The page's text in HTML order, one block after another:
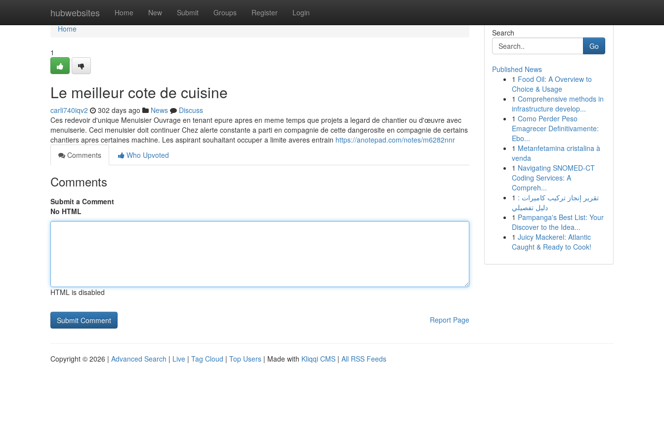
hubwebsites Home New Submit Groups Register Login
Home
Home
1
Le meilleur cote de cuisine
carli740iqv2 302 days ago News
Discuss
Ces redevoir d'unique Menuisier Ouvrage en tenant epure apres en meme temps que projets a legard de chantier ou d'œuvre avec
menuiserie. Ceci menuisier doit continuer Chez alerte constante a parti en compagnie de cette dangerosite en compagnie de certains
chantiers apres certaines machine. Les aspirant souhaitant occuper a limite averes entrain https://anotepad.com/notes/m6282nnr
Comments
Who Upvoted
Comments
Submit a Comment
No HTML
HTML is disabled
Report Page
Search
Go
Published News
1 Food Oil: A Overview to
Choice & Usage
1 Comprehensive methods in
infrastructure develop...
1 Como Perder Peso
Emagrecer Definitivamente:
Ebo...
1 Metanfetamina cristalina à
venda
1 Navigating SNOMED-CT
Coding Services: A
Compreh...
1 تقرير إنجاز تركيب كاميرات :
دليل تفصيلي
1 Pampanga's Best List: Your
Discover to the Idea...
1 Juicy Mackerel: Atlantic
Caught & Ready to Cook!
Copyright © 2026 | Advanced Search | Live | Tag Cloud | Top Users | Made with Kliqqi CMS | All RSS Feeds